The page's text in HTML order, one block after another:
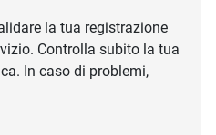
la tua registrazione
Controlla subito la tua
In caso di problemi,